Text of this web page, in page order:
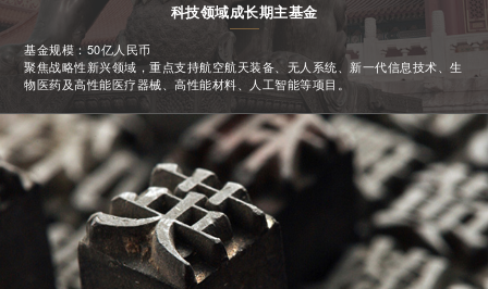
科技领域成长期主基金
基金规模：50亿人民币
聚焦战略性新兴领域，重点支持航空航天装备、无人系统、新一代信息技术、生
物医药及高性能医疗器械、高性能材料、人工智能等项目。